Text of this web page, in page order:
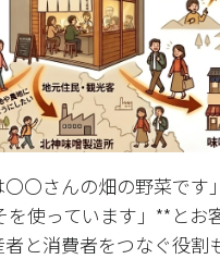
〇さんの畑の野菜です
を使っています」**とお
者と消費者をつなぐ役割